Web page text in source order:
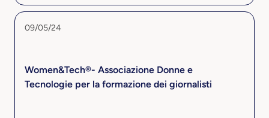
09/05/24
Women&Tech®- Associazione Donne e
Tecnologie per la formazione dei giornalisti